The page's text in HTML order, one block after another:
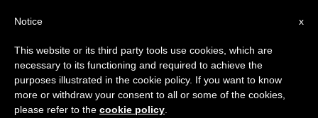
باباوات
x
Notice
This website or its third party tools use cookies, which are
necessary to its functioning and required to achieve the
purposes illustrated in the cookie policy. If you want to know
more or withdraw your consent to all or some of the cookies,
please refer to the cookie policy